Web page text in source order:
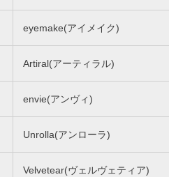
eyemake(アイメイク)
Artiral(アーティラル)
envie(アンヴィ)
Unrolla(アンローラ)
Velvetear(ヴェルヴェティア)